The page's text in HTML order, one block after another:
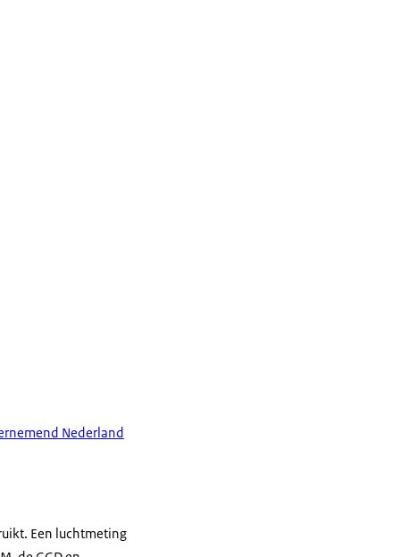
Nederland
Een luchtmeting